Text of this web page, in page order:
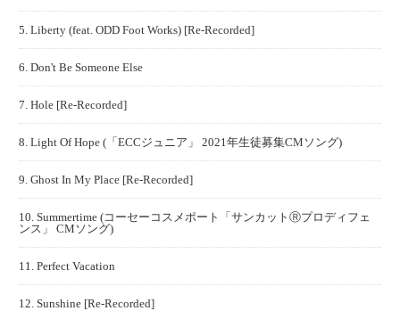
5. Liberty (feat. ODD Foot Works) [Re-Recorded]
6. Don't Be Someone Else
7. Hole [Re-Recorded]
8. Light Of Hope (「ECCジュニア」 2021年生徒募集CMソング)
9. Ghost In My Place [Re-Recorded]
10. Summertime (コーセーコスメポート「サンカットⓇプロディフェ
ンス」 CMソング)
11. Perfect Vacation
12. Sunshine [Re-Recorded]